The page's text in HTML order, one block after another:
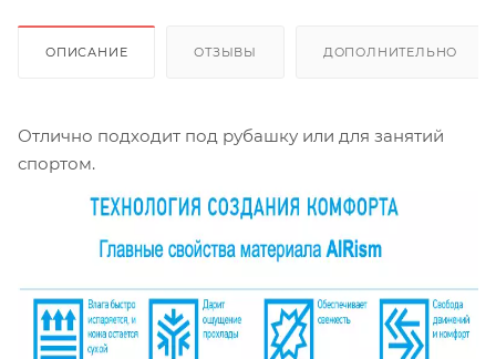
ОПИСАНИЕ ОТЗЫВЫ ДОПОЛНИТЕЛЬНО
Отлично подходит под рубашку или для занятий
спортом.